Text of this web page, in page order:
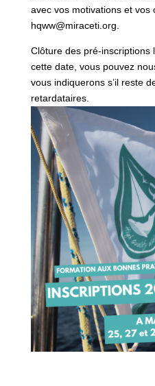
avec vos motivations et vos
hqww@miraceti.org.
Clôture des pré-inscriptions
cette date, vous pouvez
vous indiquerons s’il reste
retardataires.